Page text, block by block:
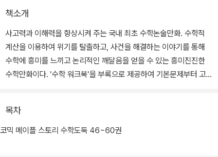
책소개
사고력과 이해력을 향상시켜 주는 국내 최초 수학논술만화. 수학적
계산을 이용하여 위기를 탈출하고, 사건을 해결하는 이야기를 통해
수학에 흥미를 느끼고 논리적인 깨달음을 얻을 수 있는 흥미진진한
수학만화이다. '수학 워크북'을 부록으로 제공하여 기본문제부터 고난
목차
코믹 메이플 스토리 수학도둑 46~60권